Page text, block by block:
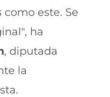
este. Se
ha
, diputada
la